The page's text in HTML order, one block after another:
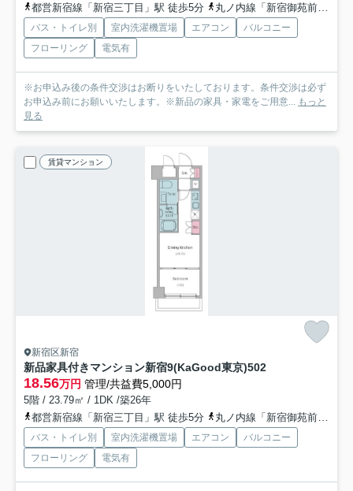
都営新宿線「新宿三丁目」駅 徒歩5分
丸ノ内線「新宿御苑前」駅 徒歩6分
バス・トイレ別 室内洗濯機置場 エアコン
バルコニー
フローリング
電気有
※お申込み後の条件交渉はお断りをいたしております。条件交渉は必ず
お申込み前にお願いいたします。※新品の家具・家電をご用意... もっと
見る
賃貸マンション
新宿区新宿
新品家具付きマンション新宿9(KaGood東京)502
18.56万円 管理/共益費5,000円
5階 / 23.79㎡ / 1DK /築26年
都営新宿線「新宿三丁目」駅 徒歩5分
丸ノ内線「新宿御苑前」駅 徒歩6分
バス・トイレ別 室内洗濯機置場 エアコン
バルコニー
フローリング
電気有